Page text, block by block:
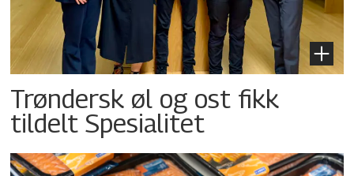
Trøndersk øl og ost fikk
tildelt Spesialitet